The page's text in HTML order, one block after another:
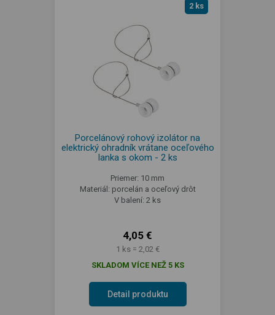
2 ks
Porcelánový rohový izolátor na
elektrický ohradník vrátane oceľového
lanka s okom - 2 ks
Priemer: 10 mm
Materiál: porcelán a oceľový drôt
V balení: 2 ks
4,05 €
1 ks = 2,02 €
SKLADOM VÍCE NEŽ 5 KS
Detail produktu